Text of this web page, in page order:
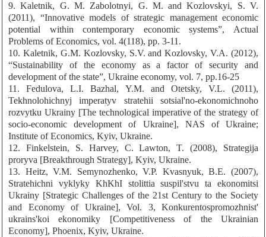
9. Kaletnik, G. M. Zabolotnyi, G. M. and Kozlovskyi, S. V.
(2011), “Innovative models of strategic management economic
potential within contemporary economic systems”, Actual
Problems of Economics, vol. 4(118), pp. 3-11.
10. Kaletnik, G.M. Kozlovsky, S.V. and Kozlovsky, V.A. (2012),
“Sustainability of the economy as a factor of security and
development of the state”, Ukraine economy, vol. 7, pp.16-25
11. Fedulova, L.I. Bazhal, Y.M. and Otetsky, V.L. (2011),
Tekhnolohichnyj imperatyv stratehii sotsial'no-ekonomichnoho
rozvytku Ukrainy [The technological imperative of the strategy of
socio-economic development of Ukraine], NAS of Ukraine;
Institute of Economics, Kyiv, Ukraine.
12. Finkelstein, S. Harvey, C. Lawton, T. (2008), Strategija
proryva [Breakthrough Strategy], Kyiv, Ukraine.
13. Heitz, V.M. Semynozhenko, V.P. Kvasnyuk, B.E. (2007),
Stratehichni vyklyky KhKhI stolittia suspil'stvu ta ekonomitsi
Ukrainy [Strategic Challenges of the 21st Century to the Society
and Economy of Ukraine], Vol. 3, Konkurentospromozhnist'
ukrains'koi ekonomiky [Competitiveness of the Ukrainian
Economy], Phoenix, Kyiv, Ukraine.